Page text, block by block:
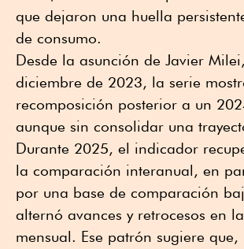
que dejaron una huella
de consumo.
Desde la asunción de Javier
diciembre de 2023, la serie
recomposición posterior a un
aunque sin consolidar una
Durante 2025, el indicador
la comparación interanual, en
por una base de comparación
alternó avances y retrocesos en
mensual. Ese patrón sugiere